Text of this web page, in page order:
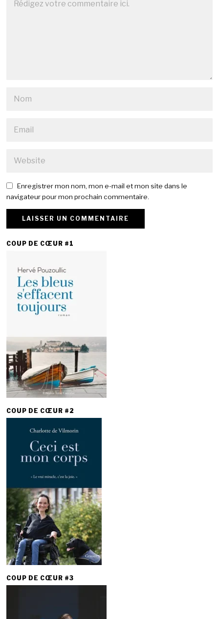
Enregistrer mon nom, mon e-mail et mon site dans le
navigateur pour mon prochain commentaire.
COUP DE CŒUR #1
COUP DE CŒUR #2
COUP DE CŒUR #3